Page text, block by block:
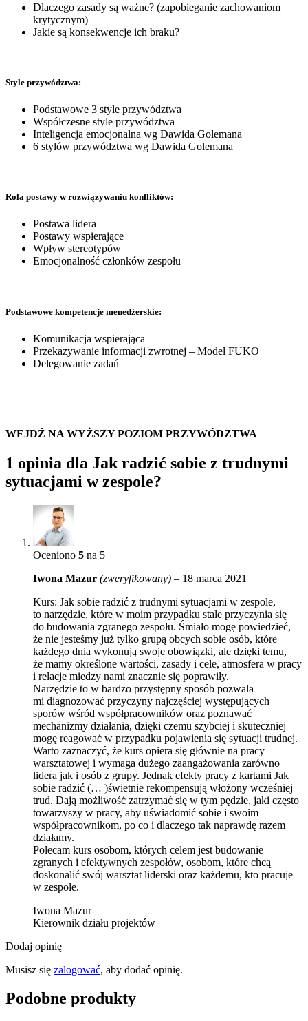
Dlaczego zasady są ważne? (zapobieganie zachowaniom
krytycznym)
Jakie są konsekwencje ich braku?
Style przywództwa:
Podstawowe 3 style przywództwa
Współczesne style przywództwa
Inteligencja emocjonalna wg Dawida Golemana
6 stylów przywództwa wg Dawida Golemana
Rola postawy w rozwiązywaniu konfliktów:
Postawa lidera
Postawy wspierające
Wpływ stereotypów
Emocjonalność członków zespołu
Podstawowe kompetencje menedżerskie:
Komunikacja wspierająca
Przekazywanie informacji zwrotnej – Model FUKO
Delegowanie zadań
WEJDŹ NA WYŻSZY POZIOM PRZYWÓDZTWA
1 opinia dla Jak radzić sobie z trudnymi
sytuacjami w zespole?
Oceniono 5 na 5
Iwona Mazur (zweryfikowany) – 18 marca 2021
Kurs: Jak sobie radzić z trudnymi sytuacjami w zespole,
to narzędzie, które w moim przypadku stale przyczynia się
do budowania zgranego zespołu. Śmiało mogę powiedzieć,
że nie jesteśmy już tylko grupą obcych sobie osób, które
każdego dnia wykonują swoje obowiązki, ale dzięki temu,
że mamy określone wartości, zasady i cele, atmosfera w pracy
i relacje miedzy nami znacznie się poprawiły.
Narzędzie to w bardzo przystępny sposób pozwala
mi diagnozować przyczyny najczęściej występujących
sporów wśród współpracowników oraz poznawać
mechanizmy działania, dzięki czemu szybciej i skuteczniej
mogę reagować w przypadku pojawienia się sytuacji trudnej.
Warto zaznaczyć, że kurs opiera się głównie na pracy
warsztatowej i wymaga dużego zaangażowania zarówno
lidera jak i osób z grupy. Jednak efekty pracy z kartami Jak
sobie radzić (… )świetnie rekompensują włożony wcześniej
trud. Dają możliwość zatrzymać się w tym pędzie, jaki często
towarzyszy w pracy, aby uświadomić sobie i swoim
współpracownikom, po co i dlaczego tak naprawdę razem
działamy.
Polecam kurs osobom, których celem jest budowanie
zgranych i efektywnych zespołów, osobom, które chcą
doskonalić swój warsztat liderski oraz każdemu, kto pracuje
w zespole.
Iwona Mazur
Kierownik działu projektów
Dodaj opinię
Musisz się zalogować, aby dodać opinię.
Podobne produkty